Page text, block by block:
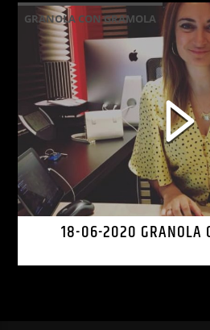
GRANOLA CON GRAMOLA
18-06-2020 GRANOLA